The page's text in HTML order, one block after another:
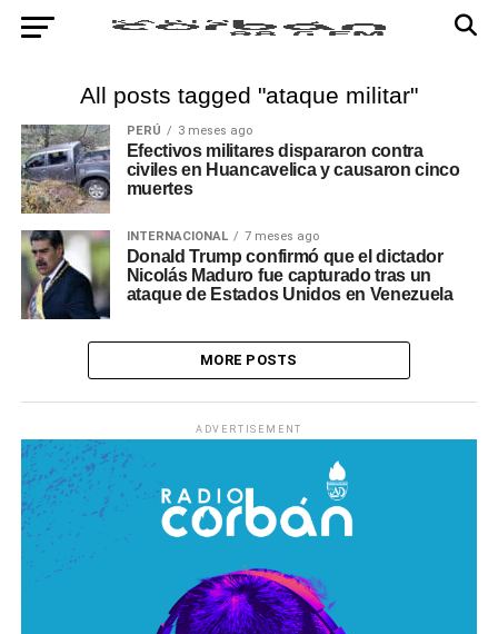
All posts tagged "ataque militar"
PERÚ 3 meses ago
Efectivos militares dispararon contra
civiles en Huancavelica y causaron cinco
muertes
INTERNACIONAL 7 meses ago
Donald Trump confirmó que el dictador
Nicolás Maduro fue capturado tras un
ataque de Estados Unidos en Venezuela
MORE POSTS
ADVERTISEMENT